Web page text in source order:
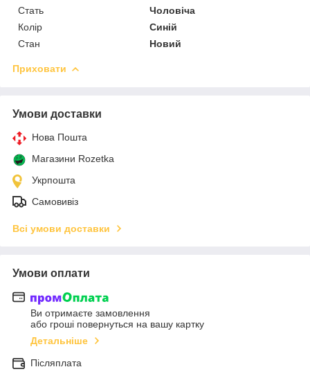
Стать
Чоловіча
Колір
Синій
Стан
Новий
Приховати
Умови доставки
Нова Пошта
Магазини Rozetka
Укрпошта
Самовивіз
Всі умови доставки
Умови оплати
Ви отримаєте замовлення
або гроші повернуться на вашу картку
Детальніше
Післяплата